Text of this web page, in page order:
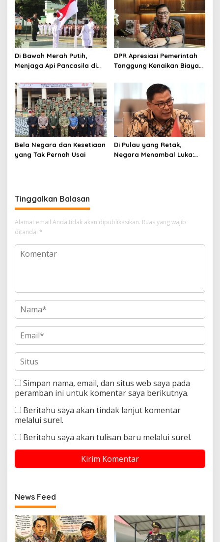
untuk Daerah
Di Bawah Merah Putih,
Menjaga Api Pancasila di
DPR Apresiasi Pemerintah
Tanggung Kenaikan Biaya
Bela Negara dan Kesetiaan
yang Tak Pernah Usai
Di Pulau yang Retak,
Negara Menambal Luka:
Tinggalkan Balasan
Alamat email Anda tidak akan dipublikasikan. Ruas yang wajib
ditandai *
Simpan nama, email, dan situs web saya pada
peramban ini untuk komentar saya berikutnya.
Beritahu saya akan tindak lanjut komentar
melalui surel.
Beritahu saya akan tulisan baru melalui surel.
News Feed